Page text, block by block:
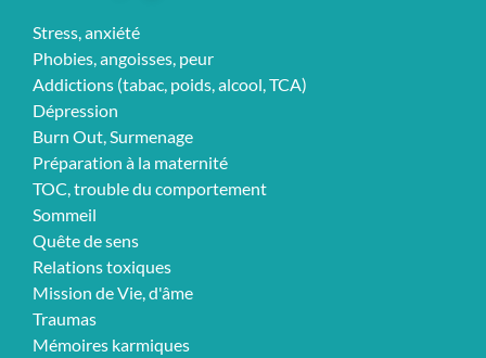
Stress, anxiété
Phobies, angoisses, peur
Addictions (tabac, poids, alcool, TCA)
Dépression
Burn Out, Surmenage
Préparation à la maternité
TOC, trouble du comportement
Sommeil
Quête de sens
Relations toxiques
Mission de Vie, d'âme
Traumas
Mémoires karmiques